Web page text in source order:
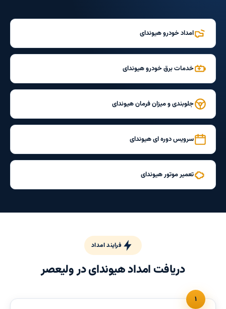
امداد خودرو هیوندای
خدمات برق خودرو هیوندای
جلوبندی و میزان فرمان هیوندای
سرویس دوره ای هیوندای
تعمیر موتور هیوندای
فرایند امداد
دریافت امداد هیوندای در ولیعصر
۱